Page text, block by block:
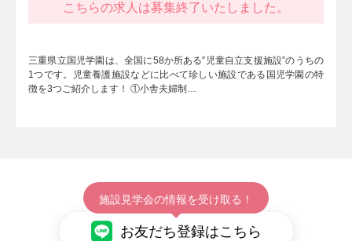
こちらの求人は募集終了いたしました。
三重県立国児学園は、全国に58か所ある”児童自立支援施設”のうちの
1つです。児童養護施設などに比べて珍しい施設である国児学園の特
徴を3つご紹介します！ ①小舎夫婦制…
施設見学会の情報を受け取る！
お友だち登録はこちら